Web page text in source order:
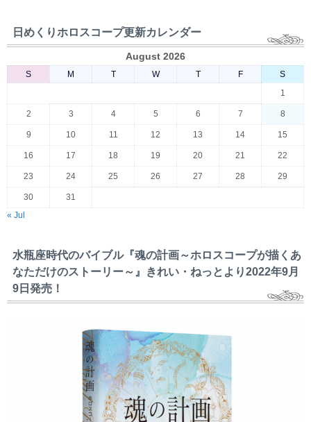
日めくりホロスコープ更新カレンダー
August 2026
S M T W T F
S
1
2 3 4 5 6 7 8
9 10 11 12 13 14 15
16 17 18 19 20 21 22
23 24 25 26 27 28 29
30
31
« Jul
水瓶座時代のバイブル『魂の計画～ホロスコープが描くあ
なただけのストーリー～』きれい・ねっとより2022年9月
9日発売！